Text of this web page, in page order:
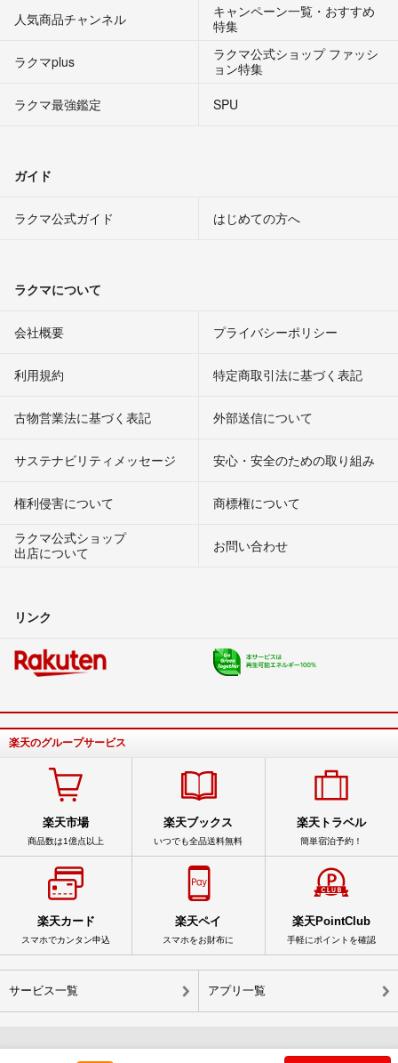
人気商品チャンネル
キャンペーン一覧・おすすめ
特集
ラクマplus
ラクマ公式ショップ ファッシ
ョン特集
ラクマ最強鑑定
SPU
ガイド
ラクマ公式ガイド はじめての方へ
ラクマについて
会社概要 プライバシーポリシー
利用規約 特定商取引法に基づく表記
古物営業法に基づく表記 外部送信について
サステナビリティメッセージ 安心・安全のための取り組み
権利侵害について
商標権について
ラクマ公式ショップ
出店について
お問い合わせ
リンク
楽天のグループサービス
楽天市場
商品数は1億点以上
楽天ブックス
いつでも全品送料無料
楽天トラベル
簡単宿泊予約！
楽天カード
スマホでカンタン申込
楽天ペイ
スマホをお財布に
楽天PointClub
手軽にポイントを確認
サービス一覧 アプリ一覧